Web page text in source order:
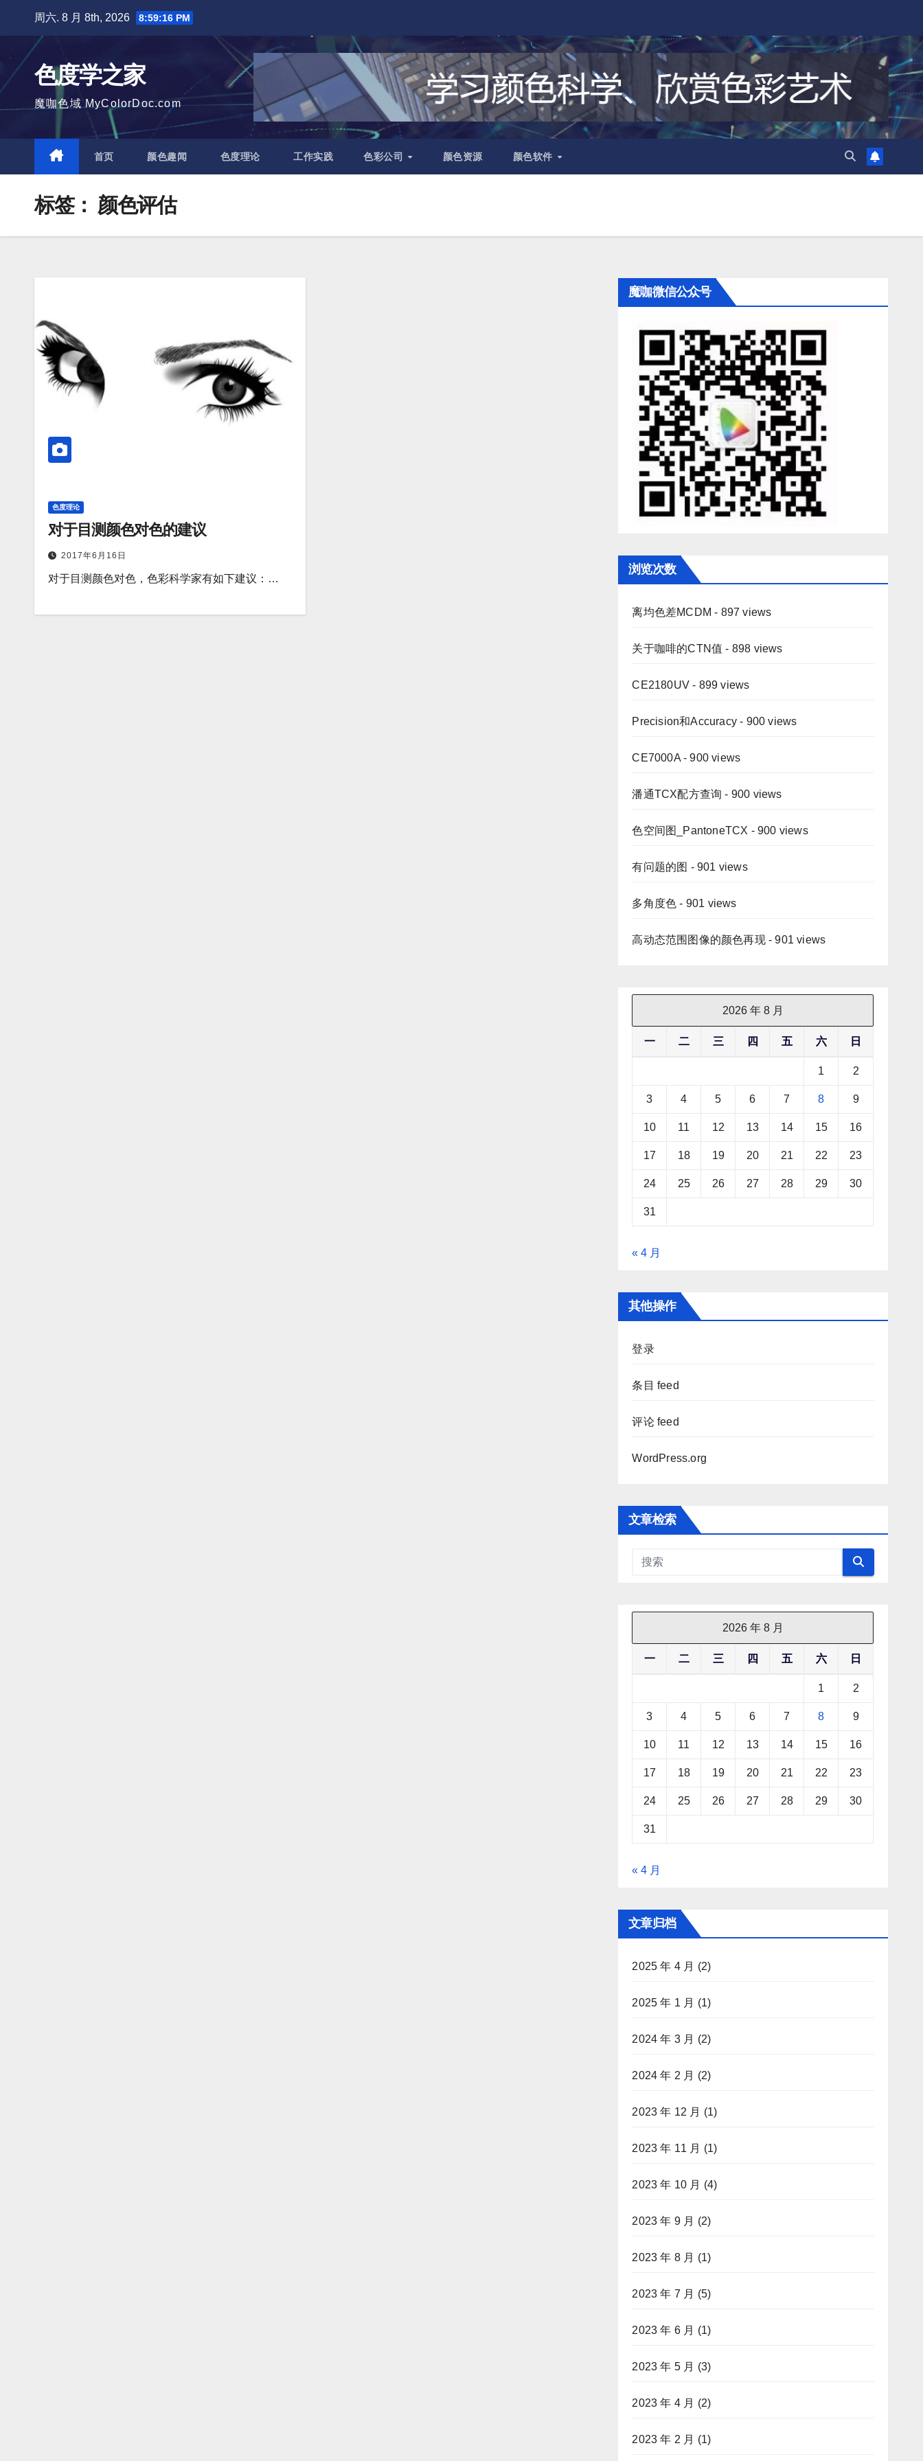
周六. 8 月 8th, 2026 8:59:17 PM
色度学之家
魔咖色域 MyColorDoc.com
首页 颜色趣闻 色度理论 工作实践 色彩公司 颜色资源 颜色软件
标签： 颜色评估
色度理论
对于目测颜色对色的建议
2017年6月16日
对于目测颜色对色，色彩科学家有如下建议：…
魔咖微信公众号
浏览次数
离均色差MCDM - 897 views
关于咖啡的CTN值 - 898 views
CE2180UV- 899 views
Precision和Accuracy- 900 views
CE7000A- 900 views
潘通TCX配方查询 - 900 views
色空间图_PantoneTCX - 900 views
有问题的图 - 901 views
多角度色 - 901 views
高动态范围图像的颜色再现- 901 views
2026 年 8 月
一 二 三 四 五 六 日
1 2
3 4 5 6 7 8 9
10 11 12 13 14 15 16
17 18 19 20 21 22 23
24 25 26 27 28 29 30
31
« 4 月
其他操作
登录
条目 feed
评论 feed
WordPress.org
文章检索
2026 年 8 月
一 二 三 四 五 六 日
1 2
3 4 5 6 7 8 9
10 11 12 13 14 15 16
17 18 19 20 21 22 23
24 25 26 27 28 29 30
31
« 4 月
文章归档
2025 年 4 月 (2)
2025 年 1 月 (1)
2024 年 3 月 (2)
2024 年 2 月 (2)
2023 年 12 月 (1)
2023 年 11 月 (1)
2023 年 10 月 (4)
2023 年 9 月 (2)
2023 年 8 月 (1)
2023 年 7 月 (5)
2023 年 6 月 (1)
2023 年 5 月 (3)
2023 年 4 月 (2)
2023 年 2 月 (1)